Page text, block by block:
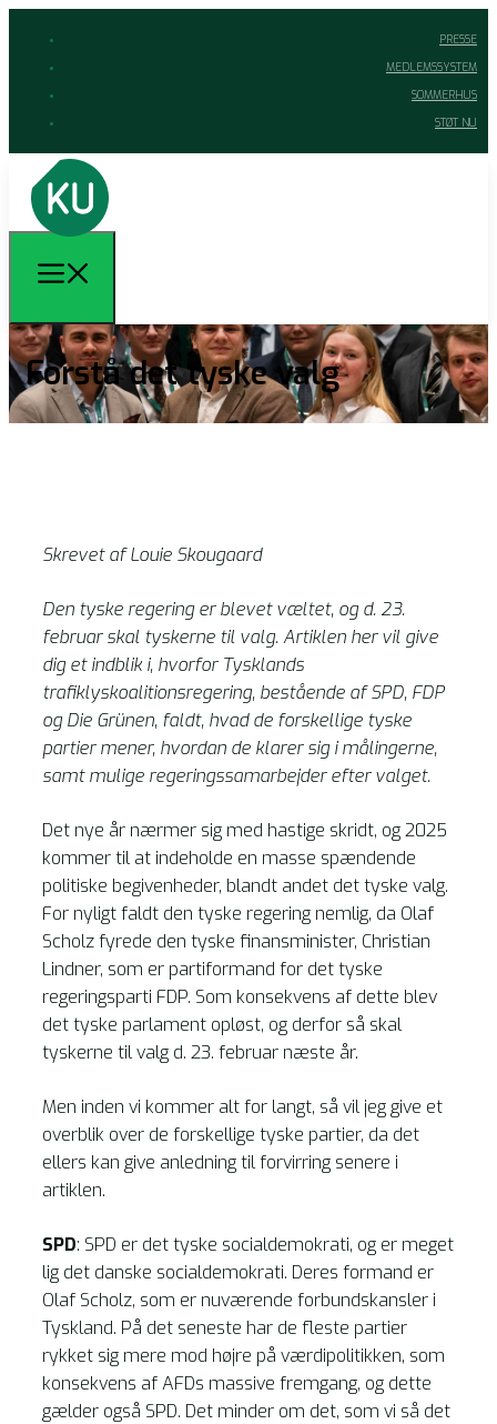
PRESSE
MEDLEMSSYSTEM
SOMMERHUS
STØT NU
Forstå det tyske valg
Skrevet af Louie Skougaard
Den tyske regering er blevet væltet, og d. 23.
februar skal tyskerne til valg. Artiklen her vil give
dig et indblik i, hvorfor Tysklands
trafiklyskoalitionsregering, bestående af SPD, FDP
og Die Grünen, faldt, hvad de forskellige tyske
partier mener, hvordan de klarer sig i målingerne,
samt mulige regeringssamarbejder efter valget.
Det nye år nærmer sig med hastige skridt, og 2025
kommer til at indeholde en masse spændende
politiske begivenheder, blandt andet det tyske valg.
For nyligt faldt den tyske regering nemlig, da Olaf
Scholz fyrede den tyske finansminister, Christian
Lindner, som er partiformand for det tyske
regeringsparti FDP. Som konsekvens af dette blev
det tyske parlament opløst, og derfor så skal
tyskerne til valg d. 23. februar næste år.
Men inden vi kommer alt for langt, så vil jeg give et
overblik over de forskellige tyske partier, da det
ellers kan give anledning til forvirring senere i
artiklen.
SPD: SPD er det tyske socialdemokrati, og er meget
lig det danske socialdemokrati. Deres formand er
Olaf Scholz, som er nuværende forbundskansler i
Tyskland. På det seneste har de fleste partier
rykket sig mere mod højre på værdipolitikken, som
konsekvens af AFDs massive fremgang, og dette
gælder også SPD. Det minder om det, som vi så det